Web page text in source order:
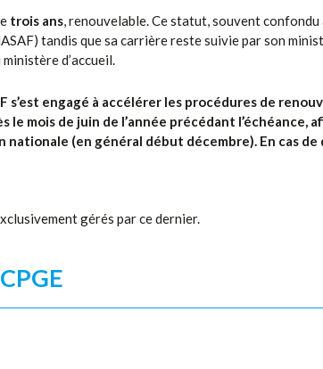
trois ans, renouvelable. Ce statut, souvent confondu
tandis que sa carrière reste suivie par son
d’accueil.
s’est engagé à accélérer les procédures de
mois de juin de l’année précédant l’échéance,
(en général début décembre). En cas
gérés par ce dernier.